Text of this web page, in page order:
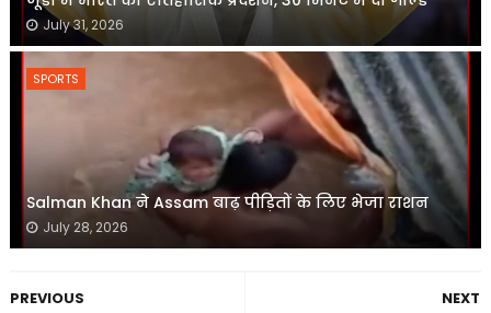
July 31, 2026
SPORTS
Salman Khan ने Assam बाढ़ पीड़ितों के लिए भेजा राशन
July 28, 2026
NEXT
PREVIOUS